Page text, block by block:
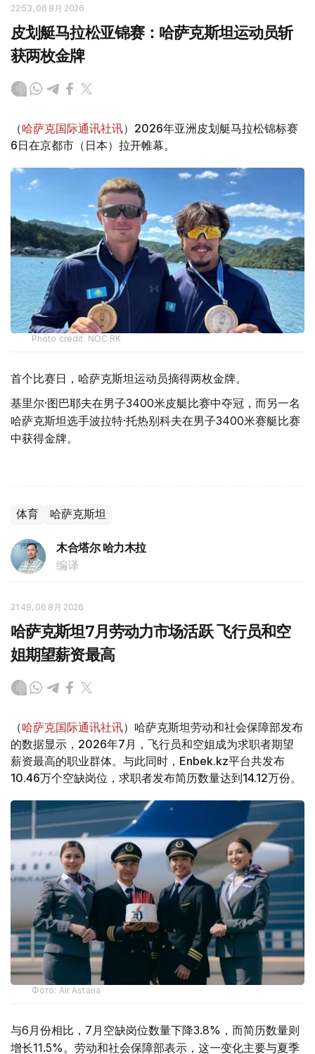
22:53, 06 8月 2026
皮划艇马拉松亚锦赛：哈萨克斯坦运动员斩
获两枚金牌
（哈萨克国际通讯社讯）2026年亚洲皮划艇马拉松锦标赛
6日在京都市（日本）拉开帷幕。
Photo credit: NOC RK
首个比赛日，哈萨克斯坦运动员摘得两枚金牌。
基里尔·图巴耶夫在男子3400米皮艇比赛中夺冠，而另一名
哈萨克斯坦选手波拉特·托热别科夫在男子3400米赛艇比赛
中获得金牌。
体育 哈萨克斯坦
木合塔尔 哈力木拉
编译
21:49, 06 8月 2026
哈萨克斯坦7月劳动力市场活跃 飞行员和空
姐期望薪资最高
（哈萨克国际通讯社讯）哈萨克斯坦劳动和社会保障部发布
的数据显示，2026年7月，飞行员和空姐成为求职者期望
薪资最高的职业群体。与此同时，Enbek.kz平台共发布
10.46万个空缺岗位，求职者发布简历数量达到14.12万份。
Фото: Air Astana
与6月份相比，7月空缺岗位数量下降3.8%，而简历数量则
增长11.5%。劳动和社会保障部表示，这一变化主要与夏季